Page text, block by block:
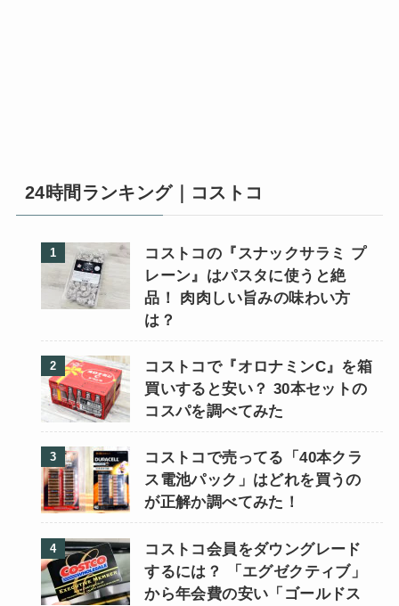
24時間ランキング｜コストコ
コストコの『スナックサラミ プ
レーン』はパスタに使うと絶
品！ 肉肉しい旨みの味わい方
は？
コストコで『オロナミンC』を箱
買いすると安い？ 30本セットの
コスパを調べてみた
コストコで売ってる「40本クラ
ス電池パック」はどれを買うの
が正解か調べてみた！
コストコ会員をダウングレード
するには？ 「エグゼクティブ」
から年会費の安い「ゴールドス